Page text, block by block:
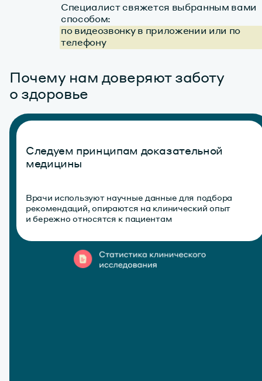
Специалист свяжется выбранным вами
способом:
по видеозвонку в приложении или по
телефону
Почему нам доверяют заботу
о здоровье
Следуем принципам доказательной
медицины
Врачи используют научные данные для подбора
рекомендаций, опираются на клинический опыт
и бережно относятся к пациентам